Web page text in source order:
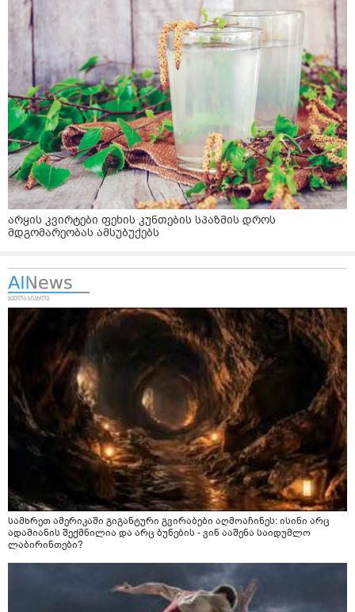
არყის კვირტები ფეხის კუნთების სპაზმის დროს
მდგომარეობას ამსუბუქებს
სამხრეთ ამერიკაში გიგანტური გვირაბები აღმოაჩინეს: ისინი არც
ადამიანის შექმნილია და არც ბუნების - ვინ ააშენა საიდუმლო
ლაბირინთები?